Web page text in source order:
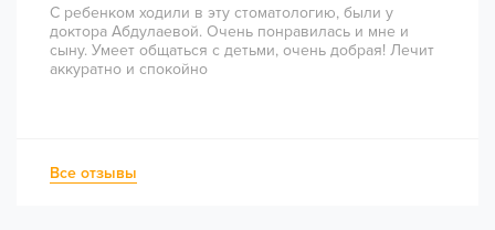
С ребенком ходили в эту стоматологию, были у
доктора Абдулаевой. Очень понравилась и мне и
сыну. Умеет общаться с детьми, очень добрая! Лечит
аккуратно и спокойно
Все отзывы